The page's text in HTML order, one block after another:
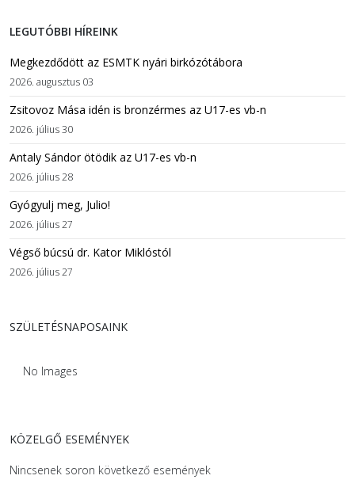
LEGUTÓBBI HÍREINK
Megkezdődött az ESMTK nyári birkózótábora
2026. augusztus 03
Zsitovoz Mása idén is bronzérmes az U17-es vb-n
2026. július 30
Antaly Sándor ötödik az U17-es vb-n
2026. július 28
Gyógyulj meg, Julio!
2026. július 27
Végső búcsú dr. Kator Miklóstól
2026. július 27
SZÜLETÉSNAPOSAINK
No Images
KÖZELGŐ ESEMÉNYEK
Nincsenek soron következő események